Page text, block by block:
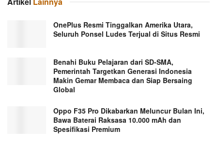
OnePlus Resmi Tinggalkan Amerika Utara,
Seluruh Ponsel Ludes Terjual di Situs Resmi
Benahi Buku Pelajaran dari SD-SMA,
Pemerintah Targetkan Generasi Indonesia
Makin Gemar Membaca dan Siap Bersaing
Global
Oppo F35 Pro Dikabarkan Meluncur Bulan Ini,
Bawa Baterai Raksasa 10.000 mAh dan
Spesifikasi Premium